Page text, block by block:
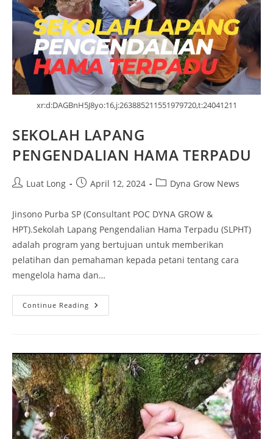
xr:d:DAGBnH5J8yo:16,j:263885211551979720,t:24041211
SEKOLAH LAPANG
PENGENDALIAN HAMA TERPADU
Luat Long April 12, 2024 Dyna Grow News
Jinsono Purba SP (Consultant POC DYNA GROW &
HPT).Sekolah Lapang Pengendalian Hama Terpadu (SLPHT)
adalah program yang bertujuan untuk memberikan
pelatihan dan pemahaman kepada petani tentang cara
mengelola hama dan…
Continue Reading